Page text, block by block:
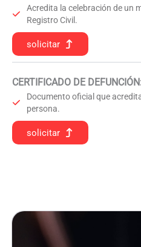
Acredita la celebración de un
Registro Civil.
solicitar
CERTIFICADO DE DEFUNCIÓN
Documento oficial que
persona.
solicitar